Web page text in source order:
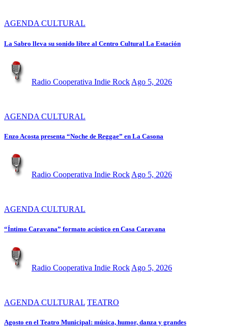
AGENDA CULTURAL
La Sabro lleva su sonido libre al Centro Cultural La Estación
Radio Cooperativa Indie Rock Ago 5, 2026
AGENDA CULTURAL
Enzo Acosta presenta “Noche de Reggae” en La Casona
Radio Cooperativa Indie Rock Ago 5, 2026
AGENDA CULTURAL
“Íntimo Caravana” formato acústico en Casa Caravana
Radio Cooperativa Indie Rock Ago 5, 2026
AGENDA CULTURAL TEATRO
Agosto en el Teatro Municipal: música, humor, danza y grandes